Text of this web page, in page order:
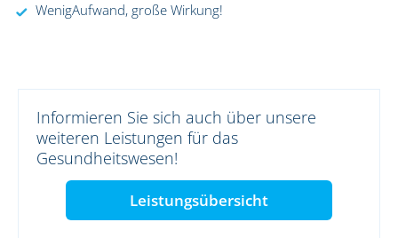
WenigAufwand, große Wirkung!
Informieren Sie sich auch über unsere
weiteren Leistungen für das
Gesundheitswesen!
Leistungsübersicht